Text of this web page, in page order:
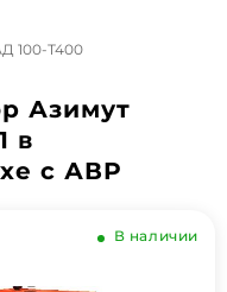
100-Т400
Азимут
в
с АВР
В наличии